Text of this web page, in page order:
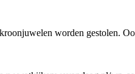
worden gestolen.